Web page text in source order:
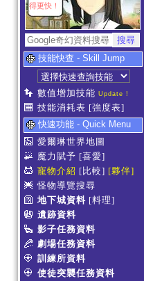
得更快！
技能快查 - Skill Jump
數值增加技能 Update !
技能消耗表 [強度表]
快速功能 - Quick Menu
愛爾琳世界地圖
魔力賦予 [喜愛]
寵物介紹 [比較] [夥伴]
怪物導覽搜尋
地下城資料 [料理]
遺跡資料
影子任務資料
劇場任務資料
訓練所資料
使徒突襲任務資料